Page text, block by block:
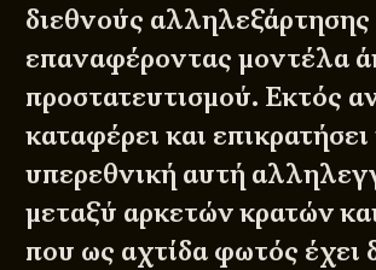
διεθνούς αλληλεξάρτησης
επαναφέροντας μοντέλα
προστατευτισμού. Εκτός
καταφέρει και επικρατήσει
υπερεθνική αυτή
μεταξύ αρκετών κρατών
που ως αχτίδα φωτός έχει